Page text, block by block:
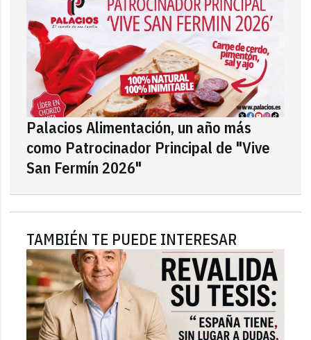
Palacios Alimentación, un año más
como Patrocinador Principal de "Vive
San Fermín 2026"
TAMBIÉN TE PUEDE INTERESAR